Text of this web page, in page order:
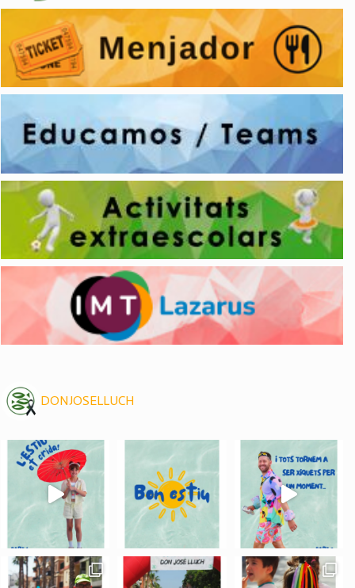
DONJOSELLUCH